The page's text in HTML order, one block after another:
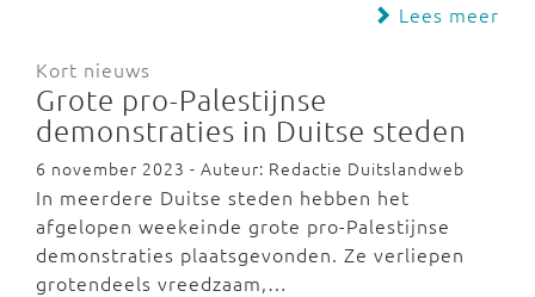
Lees meer
Kort nieuws
Grote pro-Palestijnse
demonstraties in Duitse steden
6 november 2023 - Auteur: Redactie Duitslandweb
In meerdere Duitse steden hebben het
afgelopen weekeinde grote pro-Palestijnse
demonstraties plaatsgevonden. Ze verliepen
grotendeels vreedzaam,…